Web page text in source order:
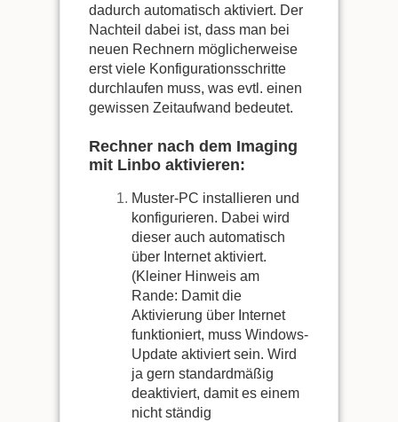
dadurch automatisch aktiviert. Der
Nachteil dabei ist, dass man bei
neuen Rechnern möglicherweise
erst viele Konfigurationsschritte
durchlaufen muss, was evtl. einen
gewissen Zeitaufwand bedeutet.
Rechner nach dem Imaging
mit Linbo aktivieren:
Muster-PC installieren und
konfigurieren. Dabei wird
dieser auch automatisch
über Internet aktiviert.
(Kleiner Hinweis am
Rande: Damit die
Aktivierung über Internet
funktioniert, muss Windows-
Update aktiviert sein. Wird
ja gern standardmäßig
deaktiviert, damit es einem
nicht ständig